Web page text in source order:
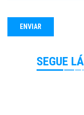
SEGUE LÁ